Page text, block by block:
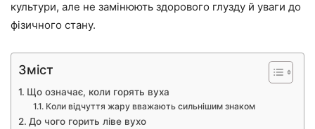
культури, але не замінюють здорового глузду й уваги до
фізичного стану.
Зміст
Що означає, коли горять вуха
Коли відчуття жару вважають сильнішим знаком
До чого горить ліве вухо